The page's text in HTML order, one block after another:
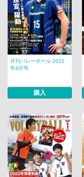
月刊バレーボール 2022
年4月号
購入